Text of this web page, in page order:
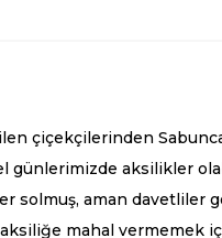
çiçekçilerinden
günlerimizde aksilikler
solmuş, aman
mahal vermemek